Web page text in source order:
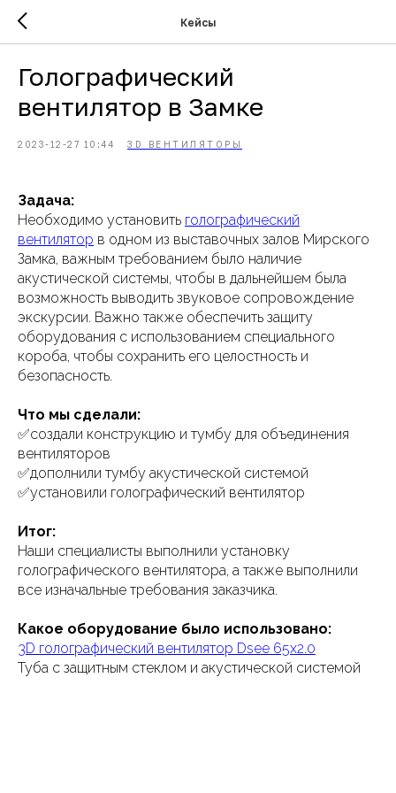
Кейсы
Голографический
вентилятор в Замке
2023-12-27 10:44 3D ВЕНТИЛЯТОРЫ
Задача:
Необходимо установить голографический
вентилятор в одном из выставочных залов Мирского
Замка, важным требованием было наличие
акустической системы, чтобы в дальнейшем была
возможность выводить звуковое сопровождение
экскурсии. Важно также обеспечить защиту
оборудования с использованием специального
короба, чтобы сохранить его целостность и
безопасность.
Что мы сделали:
✅создали конструкцию и тумбу для объединения
вентиляторов
✅дополнили тумбу акустической системой
✅установили голографический вентилятор
Итог:
Наши специалисты выполнили установку
голографического вентилятора, а также выполнили
все изначальные требования заказчика.
Какое оборудование было использовано:
3D голографический вентилятор Dsee 65х2.0
Туба с защитным стеклом и акустической системой